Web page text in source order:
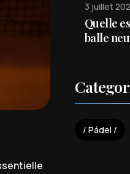
Quelle
balle
3 juillet
Pádel